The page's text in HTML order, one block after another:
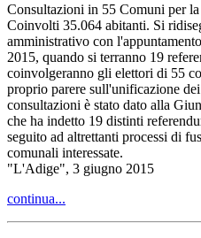
Consultazioni in 55 Comuni per
Coinvolti 35.064 abitanti. Si
amministrativo con
2015, quando si terranno 19
coinvolgeranno gli elettori di 55
proprio parere sull'unificazione
consultazioni è stato dato alla
che ha indetto 19 distinti
seguito ad altrettanti processi di
comunali interessate.
"L'Adige", 3 giugno 2015
continua...